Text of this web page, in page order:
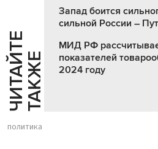
Ч
И
Т
АЙ
Т
Е
Т
А
К
ЖЕ
Запад боится
сильной России –
МИД РФ
показателей
2024 году
политика